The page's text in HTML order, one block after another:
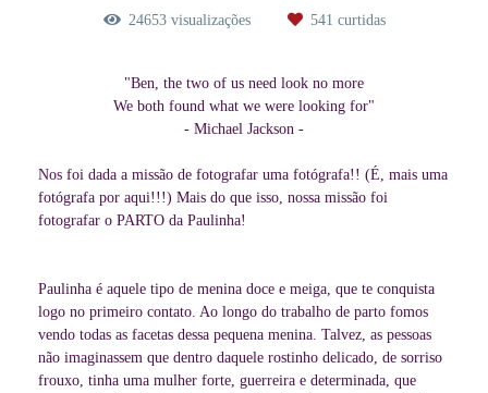
24653visualizações 541 curtidas
"Ben, the two of us need look no more
We both found what we were looking for"
- Michael Jackson -
Nos foi dada a missão de fotografar uma fotógrafa!! (É, mais uma
fotógrafa por aqui!!!) Mais do que isso, nossa missão foi
fotografar o PARTO da Paulinha!
Paulinha é aquele tipo de menina doce e meiga, que te conquista
logo no primeiro contato. Ao longo do trabalho de parto fomos
vendo todas as facetas dessa pequena menina. Talvez, as pessoas
não imaginassem que dentro daquele rostinho delicado, de sorriso
frouxo, tinha uma mulher forte, guerreira e determinada, que